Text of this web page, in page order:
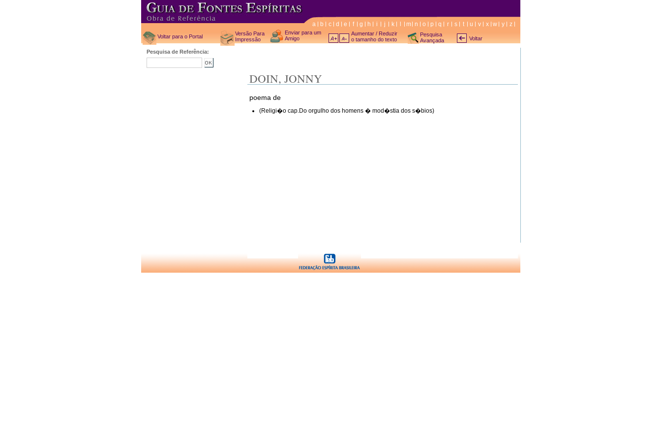
a b c d e f g h i j k m n o p q r s t u v x w y z
Voltar para o Portal
Versão Para
Impressão
Enviar para um
Amigo
Aumentar / Reduzir
o tamanho do texto
Pesquisa
Avançada
Voltar
Pesquisa de Referência:
DOIN, JONNY
poema de
(Religi�o cap.Do orgulho dos homens � mod�stia dos s�bios)